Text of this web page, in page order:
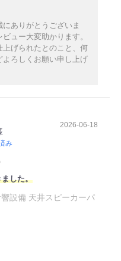
ありがとうございま
ュー大変助かります。
上げられたとのこと、何
よろしくお願い申し上げ
み
2026-06-18
した。
設備 天井スピーカーパ